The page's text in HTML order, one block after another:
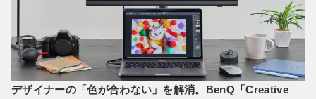
デザイナーの「色が合わない」を解消。BenQ「Creative